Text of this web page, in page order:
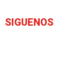
SIGUENOS